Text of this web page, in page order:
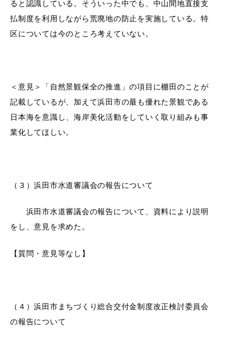
ると認識している。そういった中でも、中山間地直接支
払制度を利用しながら荒廃地の防止を実施している。特
区については今のところ考えていない。
＜意見＞
「自然景観保全の推進」の項目に棚田のことが
記載しているが、加えて浜田市の最も優れた景観である
日本海を意識し、海岸美化活動をしていく取り組みも事
業化してほしい。
（３）浜田市水道審議会の報告について
浜田市水道審議会の報告について
、資料により説明
をし、意見を求めた。
【質問・意見等なし】
（４）浜田市まちづくり総合交付金制度改正検討委員会
の報告について